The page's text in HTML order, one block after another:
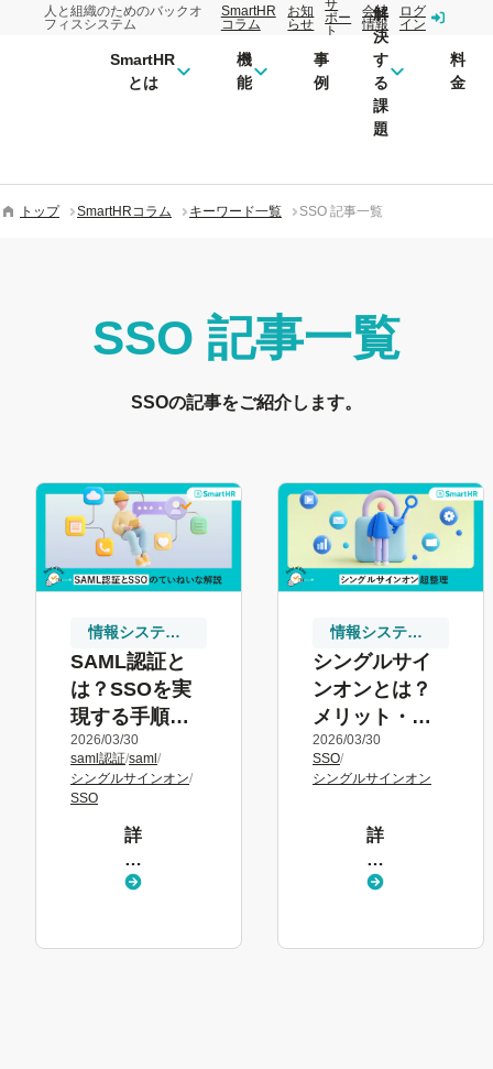
人と組織のためのバックオ
フィスシステム
SmartHR
コラム
お知
らせ
サ
ポー
ト
会社
情報
ログ
イン
SmartHR
とは
機
能
事
例
解
決
す
る
課
題
料
金
トップ SmartHRコラム キーワード一覧 SSO 記事一覧
SSO 記事一覧
SSOの記事をご紹介します。
情報システム
向け
SAML認証と
は？SSOを実
現する手順・
仕組みを解説
2026/03/30
saml認証/saml/
シングルサインオン/
SSO
詳
し
く
情報システム
向け
シングルサイ
ンオンとは？
メリット・デ
メリットや製
品の選び方を
2026/03/30
SSO/
シングルサインオン
詳
し
く